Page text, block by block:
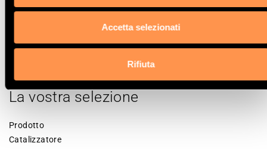
Accetta selezionati
Rifiuta
Catalizzatori Catalizzatori
SUZUKI
La vostra selezione
Prodotto
Catalizzatore